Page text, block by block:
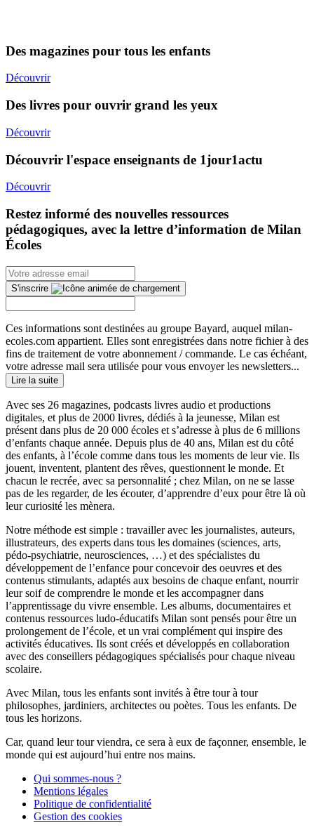
Des magazines pour tous les enfants
Découvrir
Des livres pour ouvrir grand les yeux
Découvrir
Découvrir l'espace enseignants de 1jour1actu
Découvrir
Restez informé des nouvelles ressources
pédagogiques, avec la lettre d’information de Milan
Écoles
S'inscrire
Ces informations sont destinées au groupe Bayard, auquel milan-
ecoles.com appartient. Elles sont enregistrées dans notre fichier à des
fins de traitement de votre abonnement / commande. Le cas échéant,
votre adresse mail sera utilisée pour vous envoyer les newsletters...
Lire la suite
Avec ses 26 magazines, podcasts livres audio et productions
digitales, et plus de 2000 livres, dédiés à la jeunesse, Milan est
présent dans plus de 20 000 écoles et s’adresse à plus de 6 millions
d’enfants chaque année. Depuis plus de 40 ans, Milan est du côté
des enfants, à l’école comme dans tous les moments de leur vie. Ils
jouent, inventent, plantent des rêves, questionnent le monde. Et
chacun le recrée, avec sa personnalité ; chez Milan, on ne se lasse
pas de les regarder, de les écouter, d’apprendre d’eux pour être là où
leur curiosité les mènera.
Notre méthode est simple : travailler avec les journalistes, auteurs,
illustrateurs, des experts dans tous les domaines (sciences, arts,
pédo-psychiatrie, neurosciences, …) et des spécialistes du
développement de l’enfance pour concevoir des oeuvres et des
contenus stimulants, adaptés aux besoins de chaque enfant, nourrir
leur soif de comprendre le monde et les accompagner dans
l’apprentissage du vivre ensemble. Les albums, documentaires et
contenus ressources ludo-éducatifs Milan sont pensés pour être un
prolongement de l’école, et un vrai complément qui inspire des
activités éducatives. Ils sont créés et développés en collaboration
avec des conseillers pédagogiques spécialisés pour chaque niveau
scolaire.
Avec Milan, tous les enfants sont invités à être tour à tour
philosophes, jardiniers, architectes ou poètes. Tous les enfants. De
tous les horizons.
Car, quand leur tour viendra, ce sera à eux de façonner, ensemble, le
monde qui est aujourd’hui entre nos mains.
Qui sommes-nous ?
Mentions légales
Politique de confidentialité
Gestion des cookies